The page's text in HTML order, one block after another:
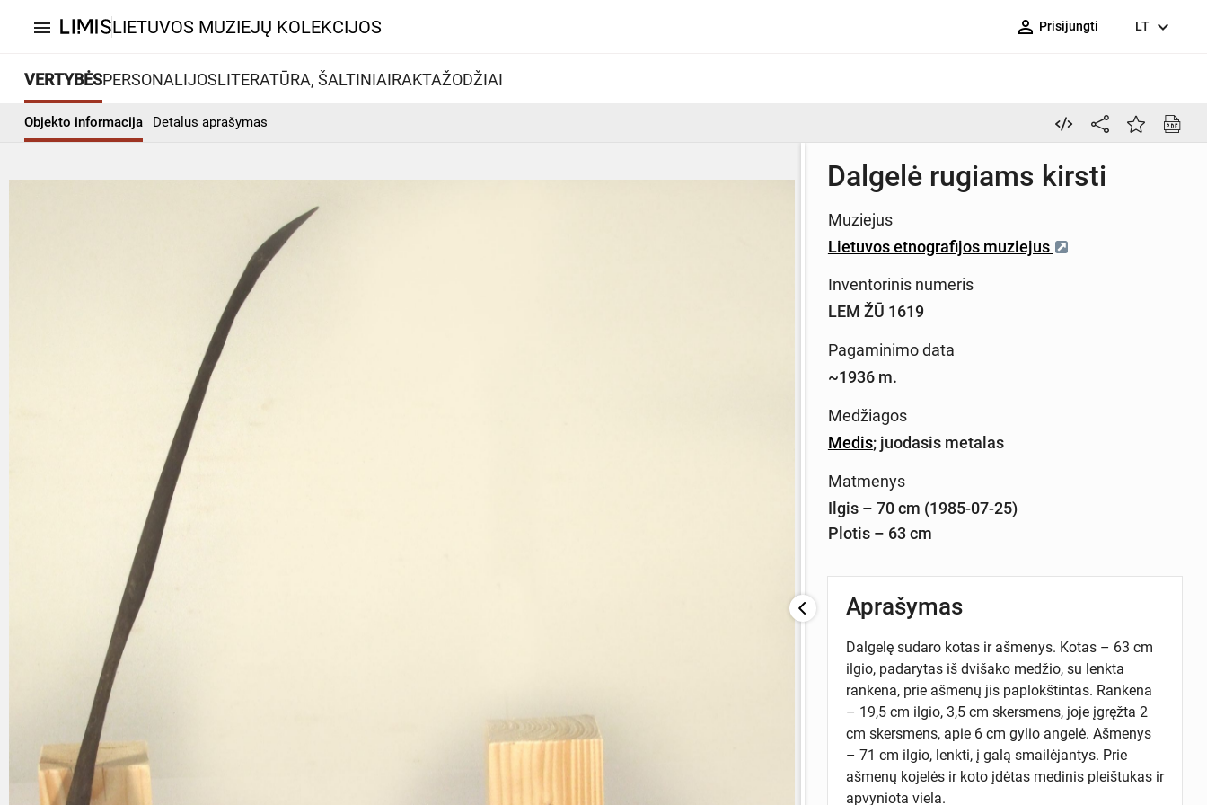
menu LIETUVOS MUZIEJŲ KOLEKCIJOS person_outline Prisijungti LT expand_more
VERTYBĖSPERSONALIJOSLITERATŪRA, ŠALTINIAIRAKTAŽODŽIAI
Objekto informacija Detalus aprašymas
Dalgelė rugiams kirsti
Muziejus
Lietuvos etnografijos muziejus
Inventorinis numeris
LEM ŽŪ 1619
Pagaminimo data
~1936 m.
Medžiagos
Medis; juodasis metalas
Matmenys
Ilgis – 70 cm (1985-07-25)
Plotis – 63 cm
Aprašymas
Dalgelę sudaro kotas ir ašmenys. Kotas – 63 cm
ilgio, padarytas iš dvišako medžio, su lenkta
rankena, prie ašmenų jis paplokštintas. Rankena
– 19,5 cm ilgio, 3,5 cm skersmens, joje įgręžta 2
cm skersmens, apie 6 cm gylio angelė. Ašmenys
– 71 cm ilgio, lenkti, į galą smailėjantys. Prie
ašmenų kojelės ir koto įdėtas medinis pleištukas ir
apvyniota viela.